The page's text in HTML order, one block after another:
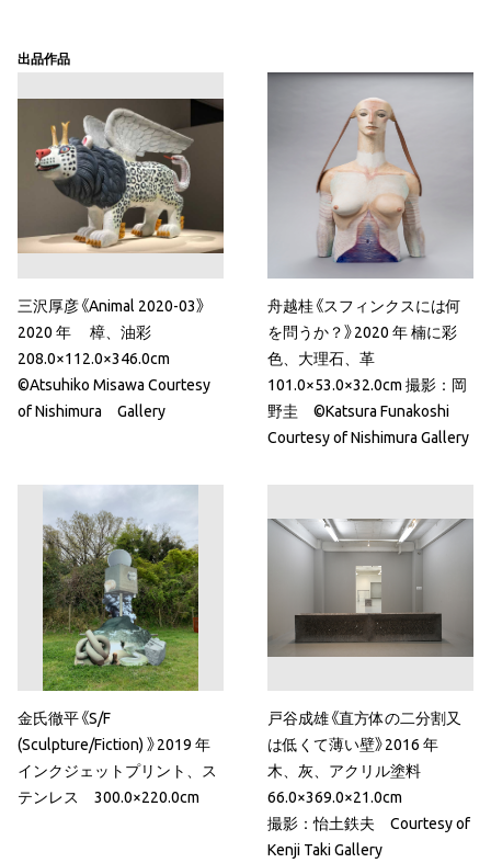
出品作品
三沢厚彦《Animal 2020-03》
2020 年 樟、油彩
208.0×112.0×346.0cm
©Atsuhiko Misawa Courtesy
of Nishimura Gallery
舟越桂《スフィンクスには何
を問うか？》2020 年 楠に彩
色、大理石、革
101.0×53.0×32.0cm 撮影：岡
野圭 ©Katsura Funakoshi
Courtesy of Nishimura Gallery
金氏徹平《S/F
(Sculpture/Fiction) 》2019 年
インクジェットプリント、ス
テンレス 300.0×220.0cm
戸谷成雄《直方体の二分割又
は低くて薄い壁》2016 年
木、灰、アクリル塗料
66.0×369.0×21.0cm
撮影：怡土鉄夫 Courtesy of
Kenji Taki Gallery